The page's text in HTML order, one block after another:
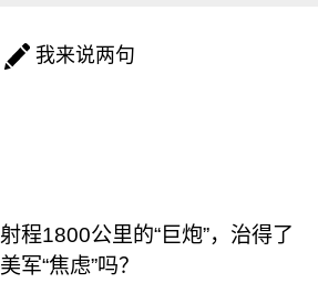
我来说两句
射程1800公里的“巨炮”，治得了
美军“焦虑”吗？